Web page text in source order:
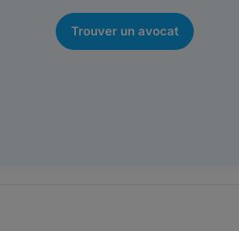
Trouver un avocat